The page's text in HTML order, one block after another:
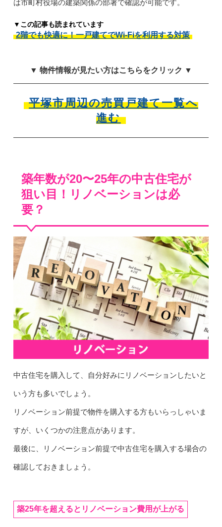
は市町村役場の建築関係の部署で確認が可能です。
▼この記事も読まれています
2階でも快適に！一戸建てでWi-Fiを利用する対策
▼ 物件情報が見たい方はこちらをクリック ▼
平塚市周辺の売買戸建て一覧へ
進む
築年数が20〜25年の中古住宅が
狙い目！リノベーションは必
要？
中古住宅を購入して、自分好みにリノベーションしたいと
いう方も多いでしょう。
リノベーション前提で物件を購入する方もいらっしゃいま
すが、いくつかの注意点があります。
最後に、リノベーション前提で中古住宅を購入する場合の
確認しておきましょう。
築25年を超えるとリノベーション費用が上がる